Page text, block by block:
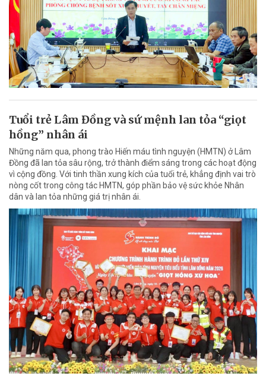
Tuổi trẻ Lâm Đồng và sứ mệnh lan tỏa “giọt
hồng” nhân ái
Những năm qua, phong trào Hiến máu tình nguyện (HMTN) ở Lâm
Đồng đã lan tỏa sâu rộng, trở thành điểm sáng trong các hoạt động
vì cộng đồng. Với tinh thần xung kích của tuổi trẻ, khẳng định vai trò
nòng cốt trong công tác HMTN, góp phần bảo vệ sức khỏe Nhân
dân và lan tỏa những giá trị nhân ái.